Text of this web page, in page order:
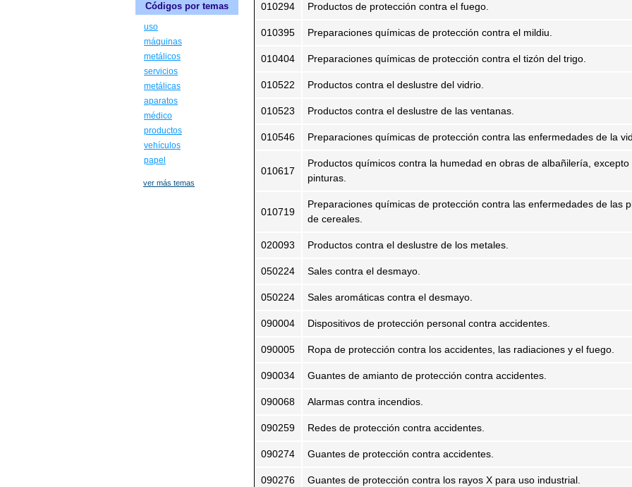
010294 Productos de protección contra el fuego.
010395 Preparaciones químicas de protección contra el mildiu.
010404 Preparaciones químicas de protección contra el tizón del trigo.
010522 Productos contra el deslustre del vidrio.
010523 Productos contra el deslustre de las ventanas.
010546 Preparaciones químicas de protección contra las enfermedades de la
010617
Productos químicos contra la humedad en obras de albañilería, excepto
pinturas.
010719
Preparaciones químicas de protección contra las enfermedades de las
de cereales.
020093 Productos contra el deslustre de los metales.
050224 Sales contra el desmayo.
050224 Sales aromáticas contra el desmayo.
090004 Dispositivos de protección personal contra accidentes.
090005 Ropa de protección contra los accidentes, las radiaciones y el fuego.
090034 Guantes de amianto de protección contra accidentes.
090068 Alarmas contra incendios.
090259 Redes de protección contra accidentes.
090274 Guantes de protección contra accidentes.
090276 Guantes de protección contra los rayos X para uso industrial.
Códigos por temas
uso
máquinas
metálicos
servicios
metálicas
aparatos
médico
productos
vehículos
papel
ver más temas